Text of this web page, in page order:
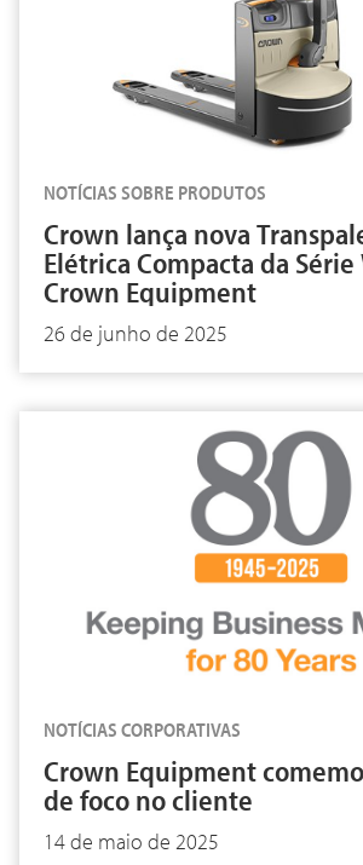
NOTÍCIAS SOBRE PRODUTOS
Crown lança nova
Elétrica Compacta da Série
Crown Equipment
26 de junho de 2025
NOTÍCIAS CORPORATIVAS
Crown Equipment
de foco no cliente
14 de maio de 2025